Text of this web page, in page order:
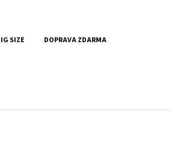
SIZE DOPRAVA ZDARMA
bunda Divoký býk Ismael